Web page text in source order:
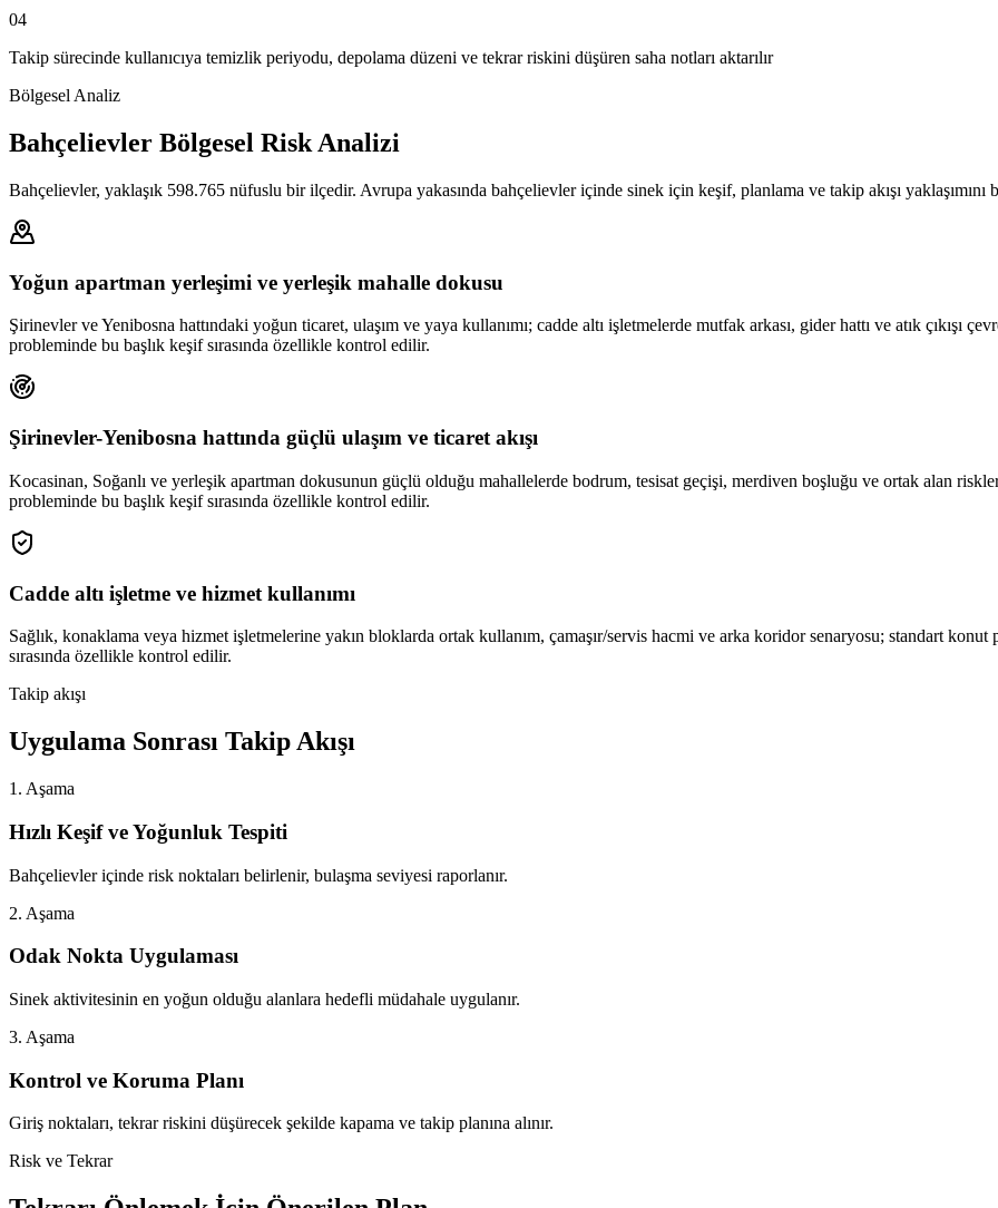
04
Takip sürecinde kullanıcıya temizlik periyodu, depolama düzeni ve tekrar riskini düşüren saha notları aktarılır
Bölgesel Analiz
Bahçelievler Bölgesel Risk Analizi
Bahçelievler, yaklaşık 598.765 nüfuslu bir ilçedir. Avrupa yakasında bahçelievler içinde sinek için keşif, planlama ve takip akışı yaklaşımını
Yoğun apartman yerleşimi ve yerleşik mahalle dokusu
Şirinevler ve Yenibosna hattındaki yoğun ticaret, ulaşım ve yaya kullanımı; cadde altı işletmelerde mutfak arkası, gider hattı ve atık çıkışı
probleminde bu başlık keşif sırasında özellikle kontrol edilir.
Şirinevler-Yenibosna hattında güçlü ulaşım ve ticaret akışı
Kocasinan, Soğanlı ve yerleşik apartman dokusunun güçlü olduğu mahallelerde bodrum, tesisat geçişi, merdiven boşluğu ve ortak alan
probleminde bu başlık keşif sırasında özellikle kontrol edilir.
Cadde altı işletme ve hizmet kullanımı
Sağlık, konaklama veya hizmet işletmelerine yakın bloklarda ortak kullanım, çamaşır/servis hacmi ve arka koridor senaryosu; standart
sırasında özellikle kontrol edilir.
Takip akışı
Uygulama Sonrası Takip Akışı
1. Aşama
Hızlı Keşif ve Yoğunluk Tespiti
Bahçelievler içinde risk noktaları belirlenir, bulaşma seviyesi raporlanır.
2. Aşama
Odak Nokta Uygulaması
Sinek aktivitesinin en yoğun olduğu alanlara hedefli müdahale uygulanır.
3. Aşama
Kontrol ve Koruma Planı
Giriş noktaları, tekrar riskini düşürecek şekilde kapama ve takip planına alınır.
Risk ve Tekrar